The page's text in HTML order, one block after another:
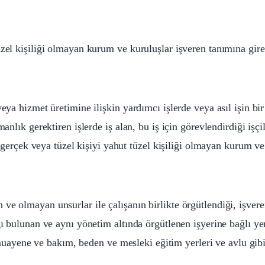
kişiliği olmayan kurum ve kuruluşlar işveren tanımına
hizmet üretimine ilişkin yardımcı işlerde veya asıl işin
gerektiren işlerde iş alan, bu iş için görevlendirdiği
gerçek veya tüzel kişiyi yahut tüzel kişiliği olmayan kurum
olmayan unsurlar ile çalışanın birlikte örgütlendiği,
ve aynı yönetim altında örgütlenen işyerine bağlı
ve bakım, beden ve mesleki eğitim yerleri ve avlu